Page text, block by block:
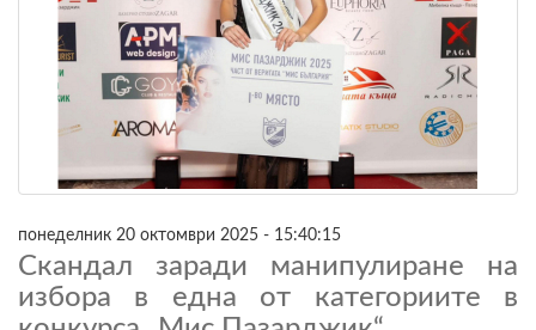
понеделник 20 октомври 2025 - 15:40:15
Скандал заради манипулиране на
избора в една от категориите в